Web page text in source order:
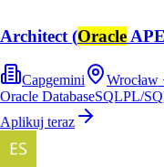
Architect (Oracle
Capgemini Wrocław
Oracle DatabaseSQLPL/
Aplikuj teraz